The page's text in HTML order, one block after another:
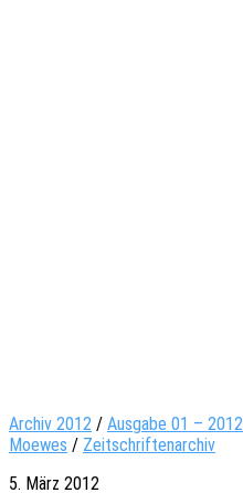
Archiv 2012 / Ausgabe 01 – 2012
Moewes / Zeitschriftenarchiv
5. März 2012